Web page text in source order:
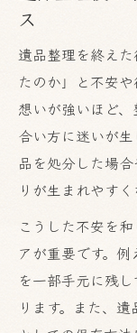
ス
遺品整理を終え
たのか」と不安
想いが強いほど
合い方に迷いが
品を処分した場
りが生まれやすく
こうした不安を
アが重要です。
を一部手元に残
ります。また、